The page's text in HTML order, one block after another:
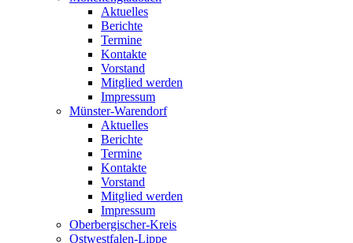
Aktuelles
Berichte
Termine
Kontakte
Vorstand
Mitglied werden
Impressum
Münster-Warendorf
Aktuelles
Berichte
Termine
Kontakte
Vorstand
Mitglied werden
Impressum
Oberbergischer-Kreis
Ostwestfalen-Lippe